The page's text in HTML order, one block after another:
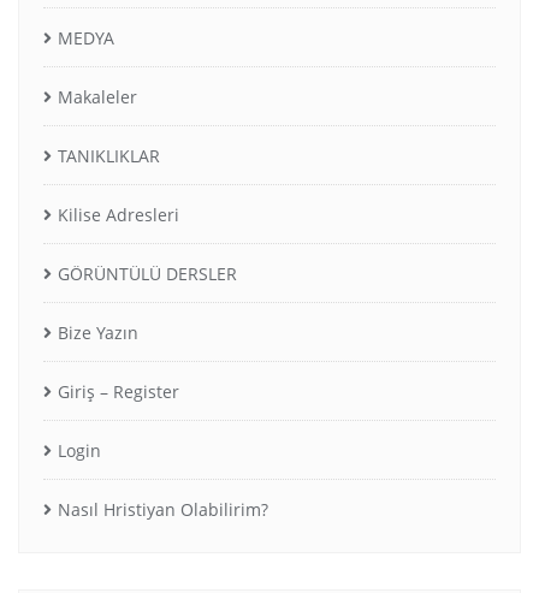
MEDYA
Makaleler
TANIKLIKLAR
Kilise Adresleri
GÖRÜNTÜLÜ DERSLER
Bize Yazın
Giriş – Register
Login
Nasıl Hristiyan Olabilirim?